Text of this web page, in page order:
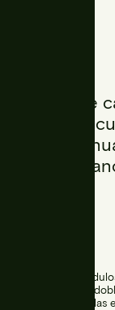
de
Las
formada por
vidrio templado
encapsuladas